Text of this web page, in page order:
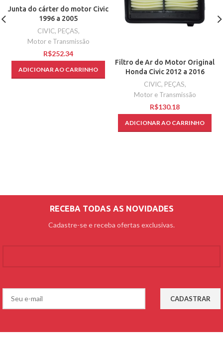
Junta do cárter do motor Civic
1996 a 2005
CIVIC, PEÇAS,
Motor e Transmissão
R$
ADICIONAR AO CARRINHO
Filtro de Ar do Motor Original
Honda Civic 2012 a 2016
CIVIC, PEÇAS,
Motor e Transmissão
R$
ADICIONAR AO CARRINHO
RECEBA TODAS AS NOVIDADES
Cadastre-se e receba ofertas exclusivas.